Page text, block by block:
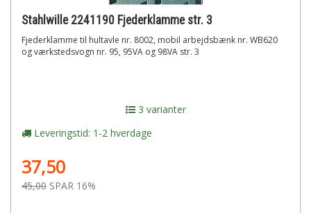
Stahlwille 2241190 Fjederklamme str. 3
Fjederklamme til hultavle nr. 8002, mobil arbejdsbænk nr. WB620
og værkstedsvogn nr. 95, 95VA og 98VA str. 3
3 varianter
Leveringstid: 1-2 hverdage
37,50
45,00 SPAR 16%